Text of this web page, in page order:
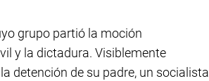
grupo partió la moción
y la dictadura. Visiblemente
detención de su padre, un socialista